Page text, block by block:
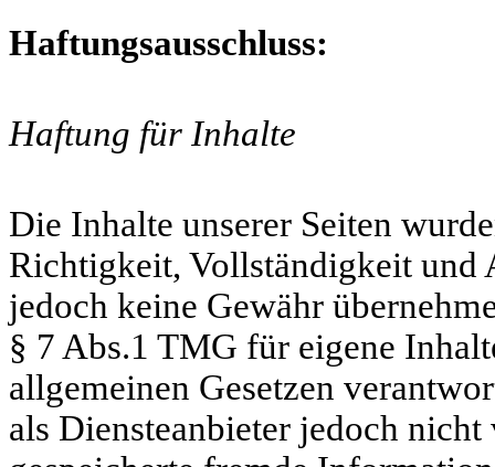
Haftungsausschluss:
Haftung für Inhalte
Die Inhalte unserer Seiten
Richtigkeit, Vollständigkeit
jedoch keine Gewähr
§ 7 Abs.1 TMG für eigene
allgemeinen Gesetzen
als Diensteanbieter jedoch